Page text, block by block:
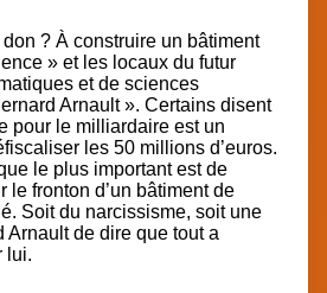
? À construire un bâtiment
» et les locaux du futur
et de sciences
Arnault ». Certains disent
pour le milliardaire est un
les 50 millions d’euros.
le plus important est de
le fronton d’un bâtiment de
Soit du narcissisme, soit une
Arnault de dire que tout a
lui.